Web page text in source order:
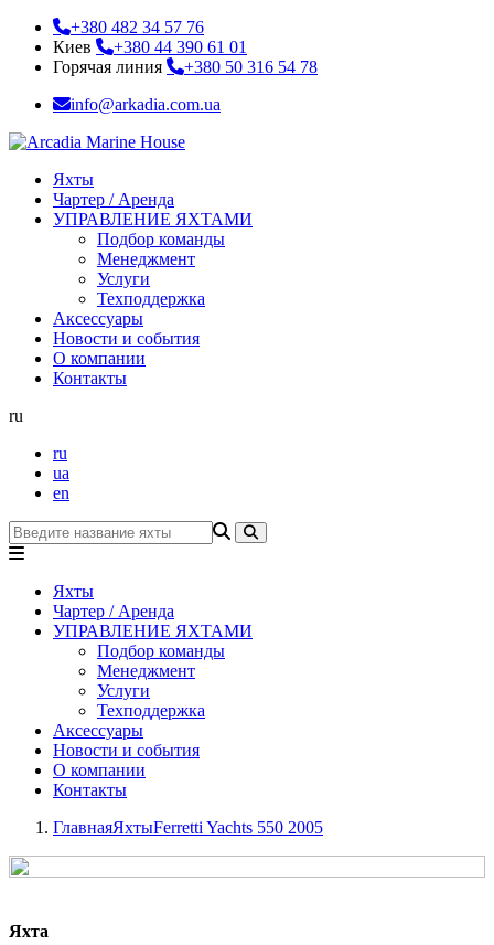
+380 482 34 57 76
Киев
+380 44 390 61 01
Горячая линия
+380 50 316 54 78
info@arkadia.com.ua
Яхты
Чартер / Аренда
УПРАВЛЕНИЕ ЯХТАМИ
Подбор команды
Менеджмент
Услуги
Техподдержка
Аксессуары
Новости и события
О компании
Контакты
ru
ru
ua
en
Яхты
Чартер / Аренда
УПРАВЛЕНИЕ ЯХТАМИ
Подбор команды
Менеджмент
Услуги
Техподдержка
Аксессуары
Новости и события
О компании
Контакты
ГлавнаяЯхтыFerretti Yachts 550 2005
Яхта